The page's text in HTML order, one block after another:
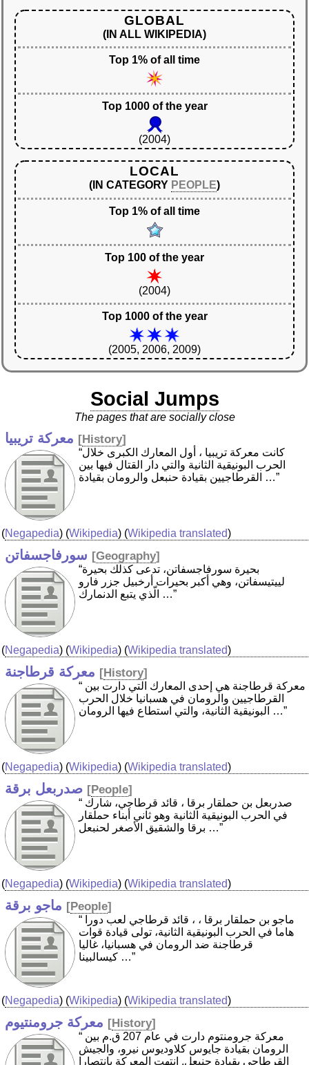
GLOBAL
(IN ALL WIKIPEDIA)
Top 1% of all time
Top 1000 of the year
(2004)
LOCAL
(IN CATEGORY PEOPLE)
Top 1% of all time
Top 100 of the year
(2004)
Top 1000 of the year
(2005, 2006, 2009)
Social Jumps
The pages that are socially close
معركة تريبيا [History]
“كانت معركة تريبيا ‏، أول المعارك الكبرى خلال
الحرب البونيقية الثانية والتي دار القتال فيها بين
القرطاجيين بقيادة حنبعل والرومان بقيادة …”
(Negapedia) (Wikipedia) (Wikipedia translated)
سورفاجسفاتن [Geography]
“بحيرة سورفاجسفاتن، تدعى كذلك بحيرة
لييتيسفاتن، وهي أكبر بحيرات أرخبيل جزر فارو
الّذي يتبع الدنمارك …”
(Negapedia) (Wikipedia) (Wikipedia translated)
معركة قرطاجنة [History]
“ معركة قرطاجنة هي إحدى المعارك التي دارت بين
القرطاجيين والرومان في هسبانيا خلال الحرب
البونيقية الثانية، والتي استطاع فيها الرومان …”
(Negapedia) (Wikipedia) (Wikipedia translated)
صدربعل برقة [People]
“ صدربعل بن حملقار برقا ، قائد قرطاجي، شارك
في الحرب البونيقية الثانية وهو ثاني أبناء حملقار
برقا والشقيق الأصغر لحنبعل …”
(Negapedia) (Wikipedia) (Wikipedia translated)
ماجو برقة [People]
“ ماجو بن حملقار برقا ، ، قائد قرطاجي لعب دورا
هاما في الحرب البونيقية الثانية، تولى قيادة قوات
قرطاجنة ضد الرومان في هسبانيا، غاليا
كيسالبينا …”
(Negapedia) (Wikipedia) (Wikipedia translated)
معركة جرومنتيوم [History]
“ معركة جرومنتوم دارت في عام 207 ق.م بين
الرومان بقيادة جايوس كلاوديوس نيرو، والجيش
القرطاجي بقيادة حنبعل. انتهت المعركة بانتصارا